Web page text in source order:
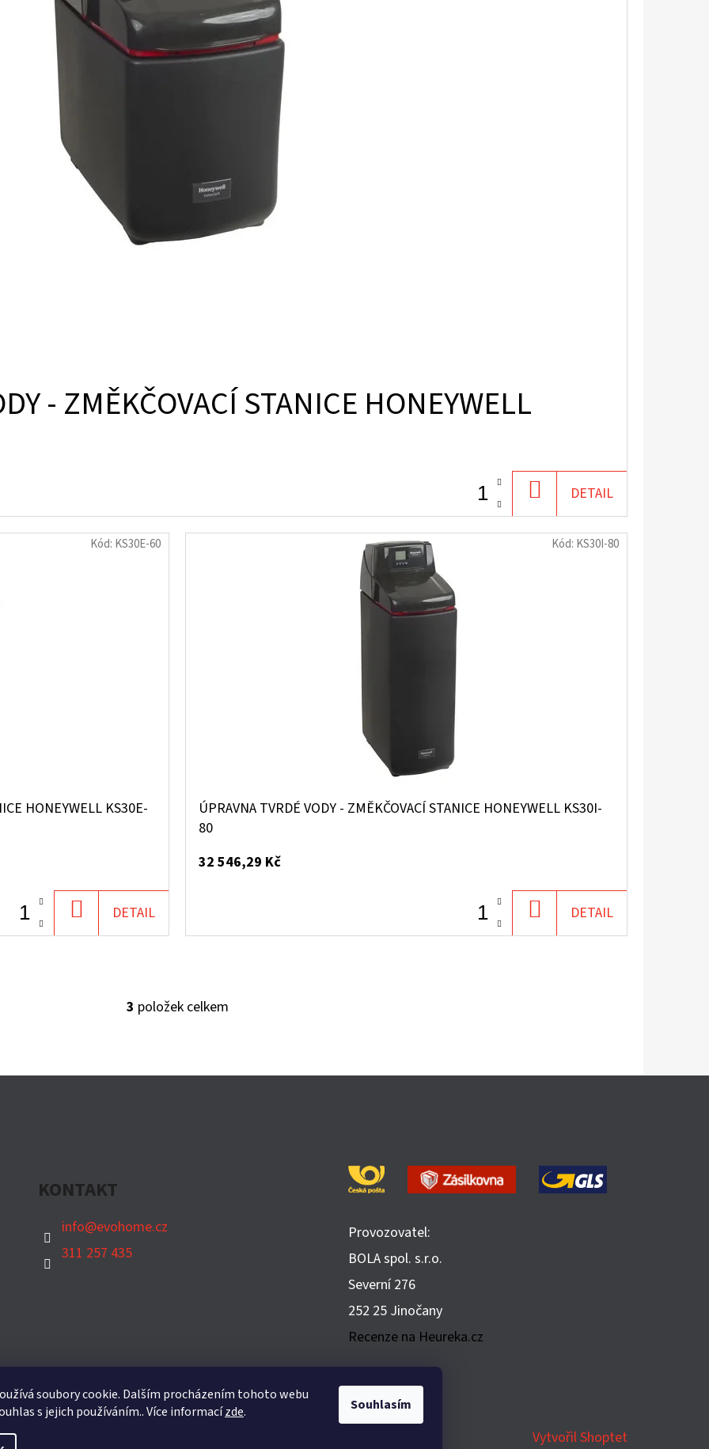
soubory cookie. Dalším procházením tohoto webu
s jejich používáním.. Více informacízde. Souhlasím
- ZMĚKČOVACÍ STANICE HONEYWELL
KOŠÍKU
DETAIL
HONEYWELL KS30E-
KOŠÍKU
DETAIL
Kód: KS30E-60
ÚPRAVNA TVRDÉ VODY - ZMĚKČOVACÍ STANICE HONEYWELL KS30I-
80
32 546,29 Kč
KOŠÍKU
DETAIL
Kód: KS30I-80
O
Á
S
U
3 položek celkem
KONTAKT
info@evohome.cz
311 257 435
Provozovatel:
BOLA spol. s.r.o.
​Severní 276
252 25 Jinočany
Recenze na Heureka.cz
Vytvořil Shoptet